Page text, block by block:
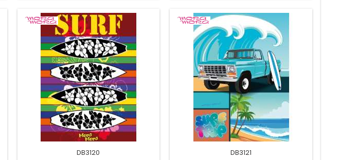
DB3120 DB3121